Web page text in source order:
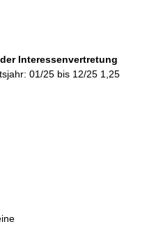
Interessenvertretung
01/25 bis 12/25 1,25